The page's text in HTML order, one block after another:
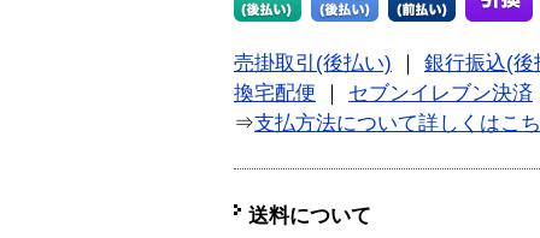
売掛取引(後払い)
銀行振込(後
換宅配便
セブンイレブン決済
⇒支払方法について詳しくはこ
送料について